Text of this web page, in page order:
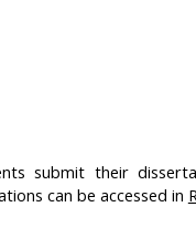
submit their
can be accessed in